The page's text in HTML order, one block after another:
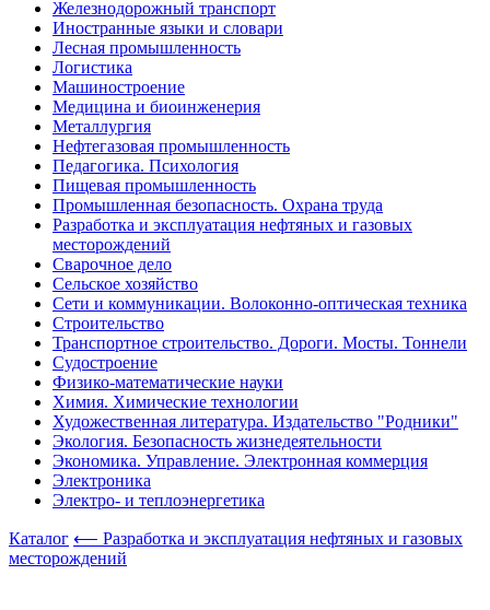
Железнодорожный транспорт
Иностранные языки и словари
Лесная промышленность
Логистика
Машиностроение
Медицина и биоинженерия
Металлургия
Нефтегазовая промышленность
Педагогика. Психология
Пищевая промышленность
Промышленная безопасность. Охрана труда
Разработка и эксплуатация нефтяных и газовых
месторождений
Сварочное дело
Сельское хозяйство
Сети и коммуникации. Волоконно-оптическая техника
Строительство
Транспортное строительство. Дороги. Мосты. Тоннели
Судостроение
Физико-математические науки
Химия. Химические технологии
Художественная литература. Издательство "Родники"
Экология. Безопасность жизнедеятельности
Экономика. Управление. Электронная коммерция
Электроника
Электро- и теплоэнергетика
Каталог ⟵ Разработка и эксплуатация нефтяных и газовых
месторождений